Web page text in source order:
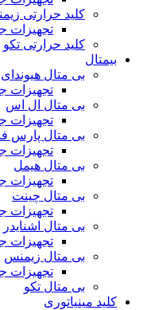
کلید حرارتی
تجهیزات
کلید حرارتی تکو
بیمتال
بی متال هیوندای
تجهیزات
بی متال ال اس
تجهیزات
بی متال پارس
تجهیزات
بی متال هیمل
تجهیزات
بی متال چینت
تجهیزات
بی متال اشنایدر
تجهیزات
بی متال زیمنس
تجهیزات
بی متال تکو
کلید مینیاتوری